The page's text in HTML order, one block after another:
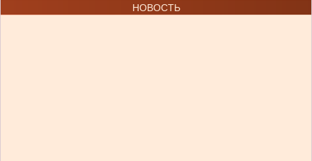
НОВОСТЬ